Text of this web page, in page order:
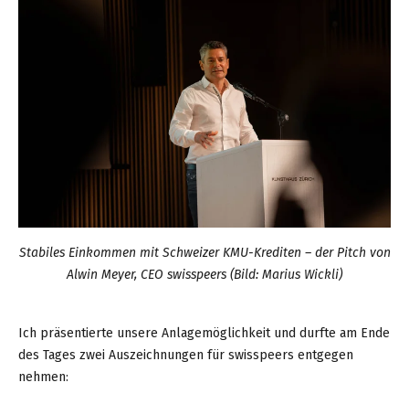
Stabiles Einkommen mit Schweizer KMU-Krediten – der Pitch von
Alwin Meyer, CEO swisspeers (Bild: Marius Wickli)
Ich präsentierte unsere Anlagemöglichkeit und durfte am Ende
des Tages zwei Auszeichnungen für swisspeers entgegen
nehmen: